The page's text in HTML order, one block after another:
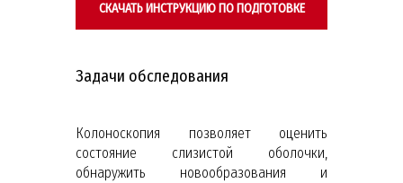
СКАЧАТЬ ИНСТРУКЦИЮ ПО ПОДГОТОВКЕ
Задачи обследования
Колоноскопия позволяет оценить
состояние слизистой оболочки,
обнаружить новообразования и